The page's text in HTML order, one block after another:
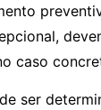
caso
ser